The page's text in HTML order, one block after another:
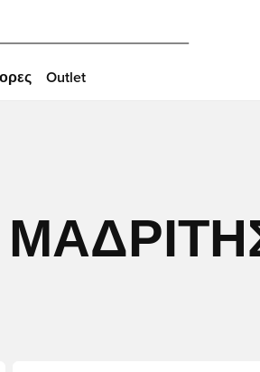
Outlet